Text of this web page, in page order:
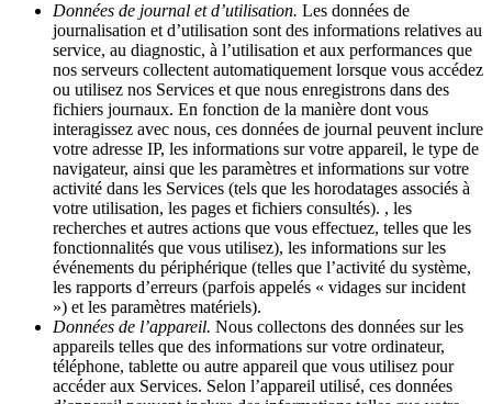
Données de journal et d’utilisation. Les données de
journalisation et d’utilisation sont des informations relatives au
service, au diagnostic, à l’utilisation et aux performances que
nos serveurs collectent automatiquement lorsque vous accédez
ou utilisez nos Services et que nous enregistrons dans des
fichiers journaux. En fonction de la manière dont vous
interagissez avec nous, ces données de journal peuvent inclure
votre adresse IP, les informations sur votre appareil, le type de
navigateur, ainsi que les paramètres et informations sur votre
activité dans les Services (tels que les horodatages associés à
votre utilisation, les pages et fichiers consultés). , les
recherches et autres actions que vous effectuez, telles que les
fonctionnalités que vous utilisez), les informations sur les
événements du périphérique (telles que l’activité du système,
les rapports d’erreurs (parfois appelés « vidages sur incident
») et les paramètres matériels).
Données de l’appareil. Nous collectons des données sur les
appareils telles que des informations sur votre ordinateur,
téléphone, tablette ou autre appareil que vous utilisez pour
accéder aux Services. Selon l’appareil utilisé, ces données